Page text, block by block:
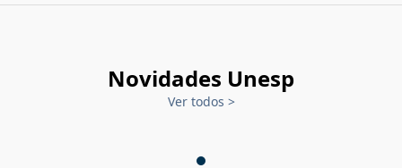
Novidades Unesp
Ver todos >